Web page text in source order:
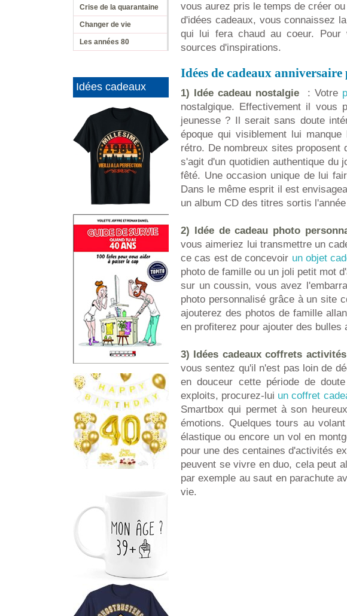
Crise de la quarantaine
Changer de vie
Les années 80
Idées cadeaux
vous aurez pris le temps de créer
d'idées cadeaux, vous connaissez
qui lui fera chaud au coeur. Pour
sources d'inspirations.
Idées de cadeaux
1) Idée cadeau nostalgie : Votre
nostalgique. Effectivement il vous
jeunesse ? Il serait sans doute
époque qui visiblement lui
rétro. De nombreux sites proposent
s'agit d'un quotidien authentique du
fêté. Une occasion unique de lui
Dans le même esprit il est
un album CD des titres sortis
2) Idée de cadeau photo
vous aimeriez lui transmettre un
ce cas est de concevoir un objet
photo de famille ou un joli petit mot
sur un coussin, vous avez
photo personnalisé grâce à un site
ajouterez des photos de famille
en profiterez pour ajouter des bulles
3) Idées cadeaux coffrets activités
vous sentez qu'il n'est pas loin de
en douceur cette période de
exploits, procurez-lui un coffret
Smartbox qui permet à son
émotions. Quelques tours au
élastique ou encore un vol en
pour une des centaines d'activités
peuvent se vivre en duo, cela peut
par exemple au saut en parachute
vie.